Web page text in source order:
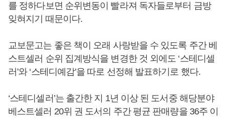
를 정하다보면 순위변동이 빨라져 독자들로부터 금방
잊혀지기 때문이다.
교보문고는 좋은 책이 오래 사랑받을 수 있도록 주간 베
스트셀러 순위 집계방식을 변경한 것 외에도 ‘스테디셀
러’와 ‘스테디예감’을 따로 선정해 발표하기로 했다.
‘스테디셀러’는 출간한 지 1년 이상 된 도서중 해당분야
베스트셀러 20위 권 도서의 주간 평균 판매량을 36주 이